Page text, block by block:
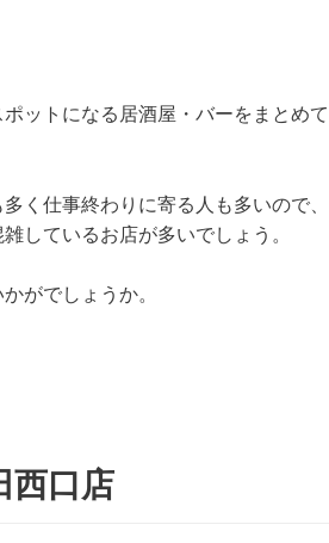
ットになる居酒屋・バーをまとめて
く仕事終わりに寄る人も多いので、
しているお店が多いでしょう。
がでしょうか。
西口店